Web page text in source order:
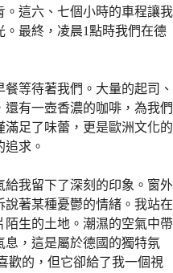
這六、七個小時的車程讓我
最終，凌晨1點時我們在德
等待著我們。大量的起司、
有一壺香濃的咖啡，為我們
足了味蕾，更是歐洲文化的
求。
給我留下了深刻的印象。窗外
說著某種憂鬱的情緒。我站在
生的土地。潮濕的空氣中帶
，這是屬於德國的獨特氛
歡的，但它卻給了我一個視